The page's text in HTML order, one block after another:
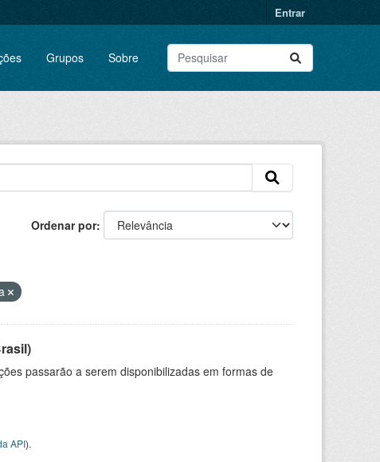
Entrar
Grupos Sobre
Ordenar por
passarão a serem disponibilizadas em formas de
API).